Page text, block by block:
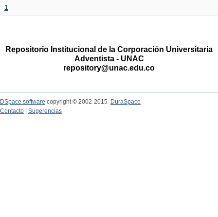
1
Repositorio Institucional de la Corporación Universitaria
Adventista - UNAC
repository@unac.edu.co
DSpace software copyright © 2002-2015
DuraSpace
Contacto
Sugerencias